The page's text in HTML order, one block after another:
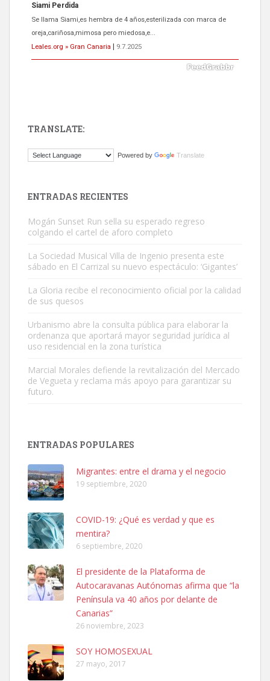
Siami Perdida
Se llama Siami,es hembra de 4 años,esterilizada con marca de
oreja,cariñosa,mimosa pero miedosa,e...
Leales.org » Gran Canaria
9.7.2025
El ayuntamiento se va a llevar a Los Gatos callejeros de la zona los
Este gato macho ha aparecido en la calle hace menos de un mes,
Leales.org » Gran Canaria | 9.7.2025
Leales.org » Gran Canaria
SHIBA PERDIDO AVDA JOSE MESA Y LOPEZ
PERRO MACHO RAZA SHIBA CON MICROCHIP PERDIDO HOY
06/07/2025 ZONA MESA Y LOPEZ. ES MUY ASUSTADIZO
Leales.org » Gran Canaria
6.7.2025
TRANSLATE:
Powered by Translate
ENTRADAS RECIENTES
Mogán Sunset Run sella su esperado regreso
colgando el cartel de aforo completo
La Sociedad Musical Villa de Ingenio presenta este
sábado en El Carrizal su nuevo espectáculo: ‘Gigantes’
La Gloria recibe el reconocimiento oficial por la calidad
de sus quesos
Urbanismo abre la consulta pública para elaborar la
ordenanza que aportará mayor seguridad jurídica al
uso residencial en la zona turística
Marcial Morales defiende la revitalización del Mercado
de Vegueta y reclama más apoyo para garantizar su
futuro.
ENTRADAS POPULARES
Migrantes: entre el drama y el negocio
19 septiembre, 2020
COVID-19: ¿Qué es verdad y que es
mentira?
6 septiembre, 2020
El presidente de la Plataforma de
Autocaravanas Autónomas afirma que “la
Península va 40 años por delante de
Canarias”
26 noviembre, 2023
SOY HOMOSEXUAL
27 mayo, 2017